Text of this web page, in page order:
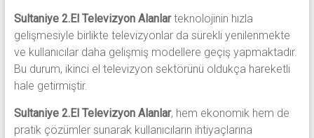
Sultaniye 2.El Televizyon Alanlarteknolojinin hızla
gelişmesiyle birlikte televizyonlar da sürekli yenilenmekte
ve kullanıcılar daha gelişmiş modellere geçiş yapmaktadır.
Bu durum, ikinci el televizyon sektörünü oldukça hareketli
hale getirmiştir.
Sultaniye 2.El Televizyon Alanlar, hem ekonomik hem de
pratik çözümler sunarak kullanıcıların ihtiyaçlarına